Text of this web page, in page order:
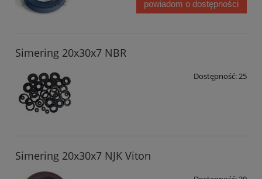
powiadom o dostępności
Simering 20x30x7 NBR
Dostępność:25
Simering 20x30x7 NJK Viton